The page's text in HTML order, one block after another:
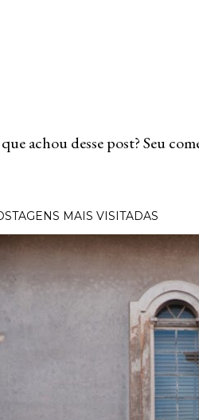
achou desse post? Seu
MAIS VISITADAS